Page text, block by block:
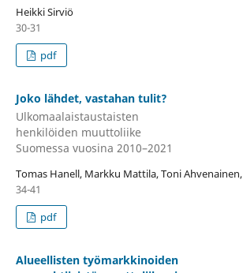
Heikki Sirviö
30-31
pdf
Joko lähdet, vastahan tulit?
Ulkomaalaistaustaisten
henkilöiden muuttoliike
Suomessa vuosina 2010–2021
Tomas Hanell, Markku Mattila, Toni
34-41
pdf
Alueellisten työmarkkinoiden